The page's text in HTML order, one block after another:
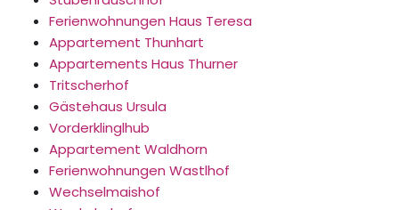
Ferienwohnungen Haus Teresa
Appartement Thunhart
Appartements Haus Thurner
Tritscherhof
Gästehaus Ursula
Vorderklinglhub
Appartement Waldhorn
Ferienwohnungen Wastlhof
Wechselmaishof